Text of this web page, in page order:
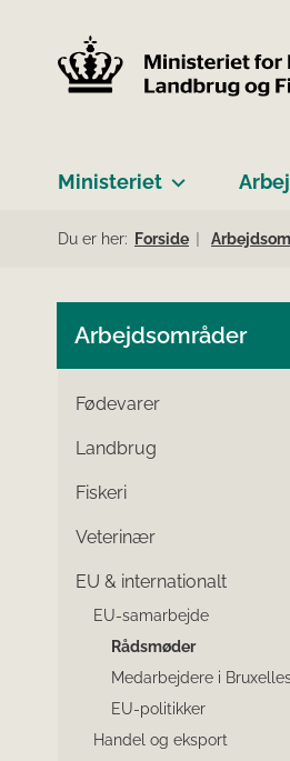
Ministeriet
Du er her: Forside
Arbejdsområder
Fødevarer
Landbrug
Fiskeri
Veterinær
EU & internationalt
EU-samarbejde
Rådsmøder
Medarbejdere i
EU-politikker
Handel og eksport